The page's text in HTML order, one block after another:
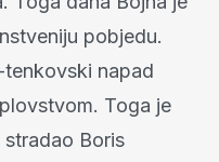
pobjedu.
napad
Toga je
stradao Boris